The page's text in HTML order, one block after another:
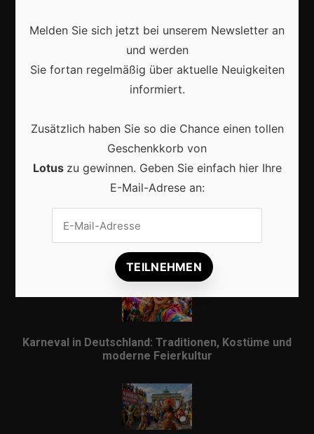
Veranstaltungen
Karneval in Berlin: So wird die Hauptstadt zur
bunten Festmeile
Karneval in Deutschland: Traditionen, Kostüme und
moderne Feierkultur
Melden Sie sich jetzt bei unserem Newsletter an
und werden
Sie fortan regelmäßig über aktuelle Neuigkeiten
informiert.
Zusätzlich haben Sie so die Chance einen tollen
Geschenkkorb von
Lotus zu gewinnen. Geben Sie einfach hier Ihre
E-Mail-Adrese an: